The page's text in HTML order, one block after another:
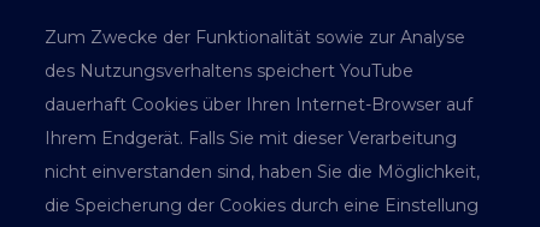
Zum Zwecke der Funktionalität sowie zur Analyse
des Nutzungsverhaltens speichert YouTube
dauerhaft Cookies über Ihren Internet-Browser auf
Ihrem Endgerät. Falls Sie mit dieser Verarbeitung
nicht einverstanden sind, haben Sie die Möglichkeit,
die Speicherung der Cookies durch eine Einstellung